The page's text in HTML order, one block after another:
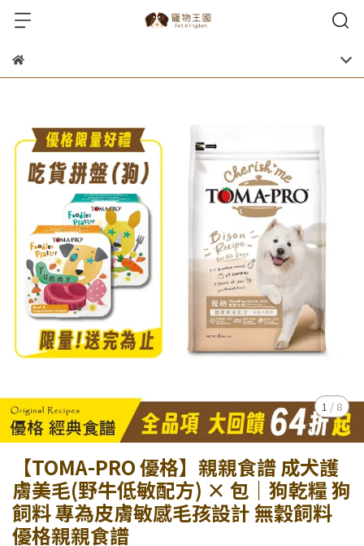
1 / 8
【TOMA-PRO 優格】親親食譜 成犬護
膚美毛(野牛低敏配方) × 包｜狗乾糧 狗
飼料 專為皮膚敏感毛孩設計 無穀飼料
優格親親食譜